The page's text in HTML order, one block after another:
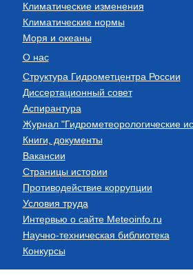
Климатические изменения
Климатические нормы
Моря и океаны
О нас
Структура Гидрометцентра России
Диссертационный совет
Аспирантура
Журнал "Гидрометеорологические
Книги, документы
Вакансии
Страницы истории
Противодействие коррупции
Условия труда
Интервью о сайте Meteoinfo.ru
Научно-техническая библиотека
Конкурсы